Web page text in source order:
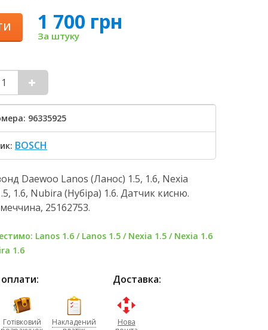
1 700 грн
За штуку
96335925
BOSCH
Daewoo Lanos (Ланос) 1.5, 1.6, Nexia
1.6, Nubira (Нубіра) 1.6. Датчик кисню.
25162753.
Lanos 1.6 / Lanos 1.5 / Nexia 1.5 / Nexia 1.6
1.6
Готівковий
Накладений
Доставка:
Нова